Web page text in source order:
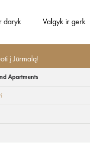
daryk Valgyk ir gerk
į Jūrmalą!
Apartments